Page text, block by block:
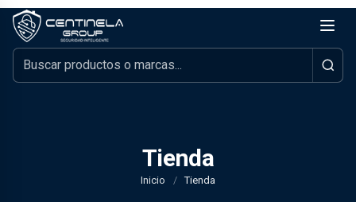
Tienda
Inicio / Tienda